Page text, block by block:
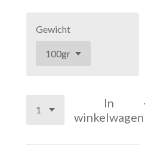
Gewicht
In
winkelwagen